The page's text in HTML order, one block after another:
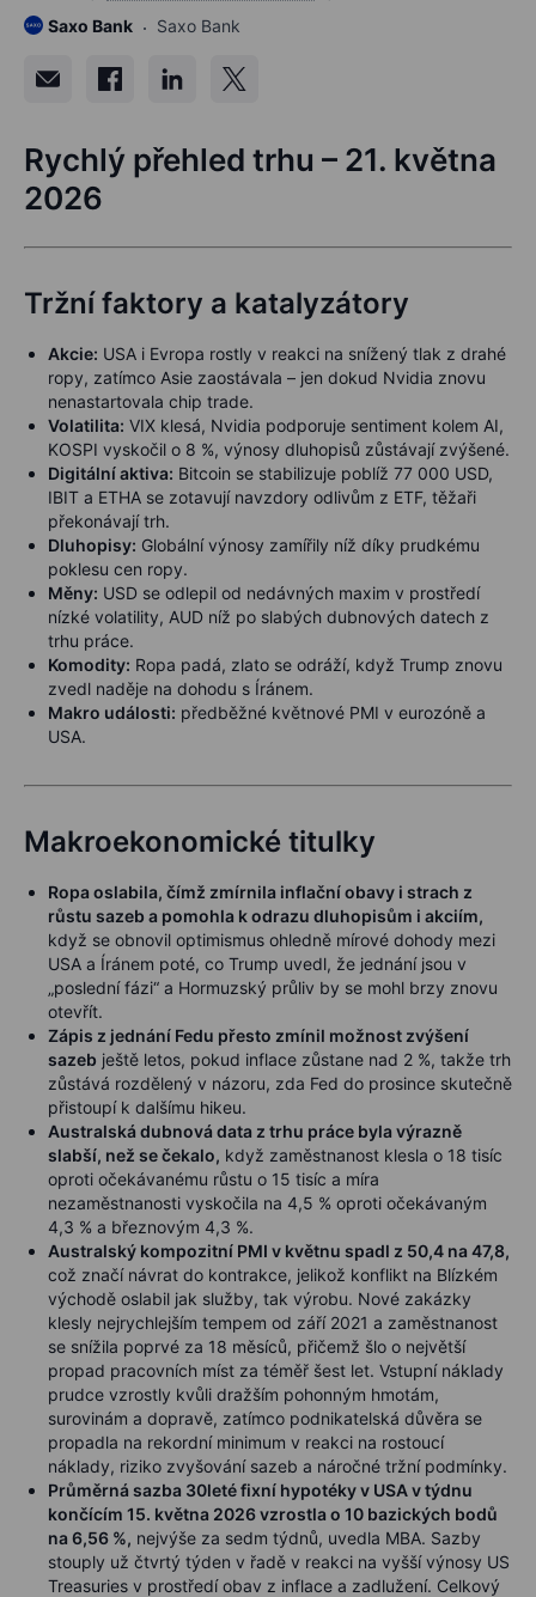
Saxo Bank
Saxo Bank
Rychlý přehled trhu – 21. května
2026
Tržní faktory a katalyzátory
Akcie: USA i Evropa rostly v reakci na snížený tlak z drahé
ropy, zatímco Asie zaostávala – jen dokud Nvidia znovu
nenastartovala chip trade.
Volatilita: VIX klesá, Nvidia podporuje sentiment kolem AI,
KOSPI vyskočil o 8 %, výnosy dluhopisů zůstávají zvýšené.
Digitální aktiva: Bitcoin se stabilizuje poblíž 77 000 USD,
IBIT a ETHA se zotavují navzdory odlivům z ETF, těžaři
překonávají trh.
Dluhopisy: Globální výnosy zamířily níž díky prudkému
poklesu cen ropy.
Měny: USD se odlepil od nedávných maxim v prostředí
nízké volatility, AUD níž po slabých dubnových datech z
trhu práce.
Komodity: Ropa padá, zlato se odráží, když Trump znovu
zvedl naděje na dohodu s Íránem.
Makro události: předběžné květnové PMI v eurozóně a
USA.
Makroekonomické titulky
Ropa oslabila, čímž zmírnila inflační obavy i strach z
růstu sazeb a pomohla k odrazu dluhopisům i akciím,
když se obnovil optimismus ohledně mírové dohody mezi
USA a Íránem poté, co Trump uvedl, že jednání jsou v
„poslední fázi“ a Hormuzský průliv by se mohl brzy znovu
otevřít.
Zápis z jednání Fedu přesto zmínil možnost zvýšení
sazeb ještě letos, pokud inflace zůstane nad 2 %, takže trh
zůstává rozdělený v názoru, zda Fed do prosince skutečně
přistoupí k dalšímu hikeu.
Australská dubnová data z trhu práce byla výrazně
slabší, než se čekalo, když zaměstnanost klesla o 18 tisíc
oproti očekávanému růstu o 15 tisíc a míra
nezaměstnanosti vyskočila na 4,5 % oproti očekávaným
4,3 % a březnovým 4,3 %.
Australský kompozitní PMI v květnu spadl z 50,4 na 47,8,
což značí návrat do kontrakce, jelikož konflikt na Blízkém
východě oslabil jak služby, tak výrobu. Nové zakázky
klesly nejrychlejším tempem od září 2021 a zaměstnanost
se snížila poprvé za 18 měsíců, přičemž šlo o největší
propad pracovních míst za téměř šest let. Vstupní náklady
prudce vzrostly kvůli dražším pohonným hmotám,
surovinám a dopravě, zatímco podnikatelská důvěra se
propadla na rekordní minimum v reakci na rostoucí
náklady, riziko zvyšování sazeb a náročné tržní podmínky.
Průměrná sazba 30leté fixní hypotéky v USA v týdnu
končícím 15. května 2026 vzrostla o 10 bazických bodů
na 6,56 %, nejvýše za sedm týdnů, uvedla MBA. Sazby
stouply už čtvrtý týden v řadě v reakci na vyšší výnosy US
Treasuries v prostředí obav z inflace a zadlužení. Celkový